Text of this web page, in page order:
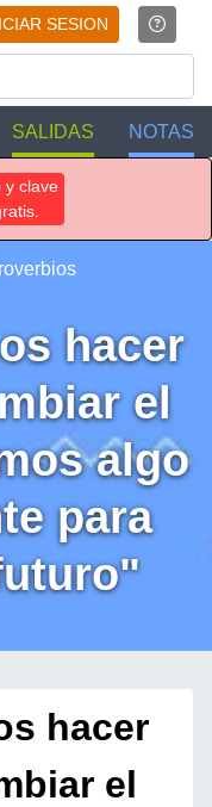
SESION
SALIDAS NOTAS
y clave
hacer
el
algo
para
hacer
el